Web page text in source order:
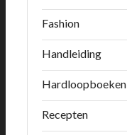
Fashion
Handleiding
Hardloopboeken
Recepten